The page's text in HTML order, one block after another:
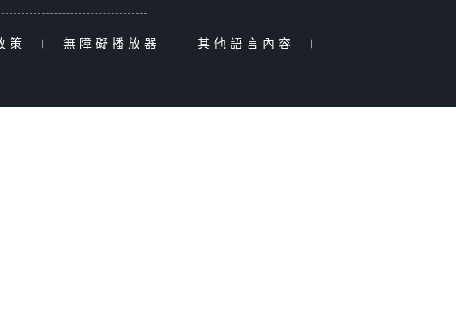
策 | 無障礙播放器 | 其他語言內容 |